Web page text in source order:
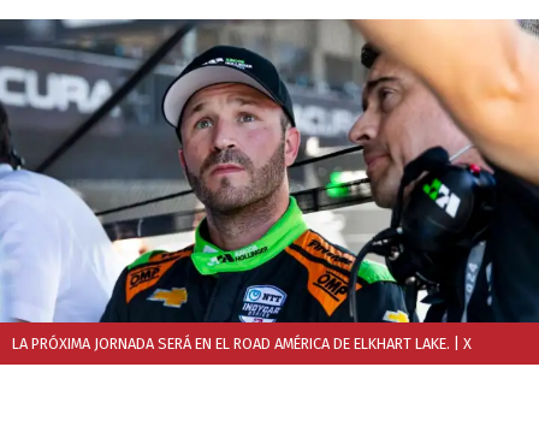
LA PRÓXIMA JORNADA SERÁ EN EL ROAD AMÉRICA DE ELKHART LAKE. | X